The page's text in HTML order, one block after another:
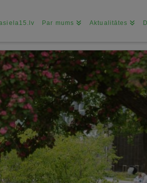
Par mums Aktualitātes